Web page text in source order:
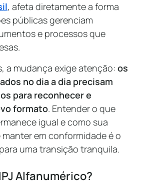
, afeta diretamente a forma
públicas gerenciam
e processos que
a mudança exige atenção: os
no dia a dia precisam
para reconhecer e
formato. Entender o que
igual e como sua
em conformidade é o
uma transição tranquila.
Alfanumérico?